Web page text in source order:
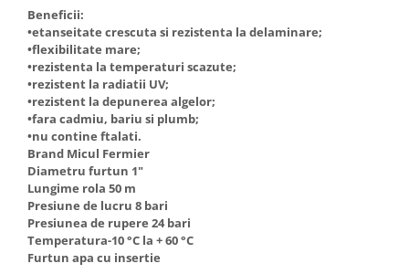
Strungurii
Scule cu acumulator
Scule pentru electricieni
Truse de scule
Truse de lipit PPR
Ventuze cu brate pentru transport
Vibratoare beton
Masini de spalat rufe
Masini de spalat rufe frontale
Masini de spalat rufe verticale
Masini de spalat rufe incorporabile
Masini de spalat rufe cu uscator
Uscatoare de rufe
Masini de facut paine
Pachete electrocasnice
incorporabile
Seturi oale
SANDWICH MAKER
Beneficii:
•etanseitate crescuta si rezistenta la delaminare;
•flexibilitate mare;
•rezistenta la temperaturi scazute;
•rezistent la radiatii UV;
•rezistent la depunerea algelor;
•fara cadmiu, bariu si plumb;
•nu contine ftalati.
Brand Micul Fermier
Diametru furtun 1"
Lungime rola 50 m
Presiune de lucru 8 bari
Presiunea de rupere 24 bari
Temperatura-10 °C la + 60 °C
Furtun apa cu insertie